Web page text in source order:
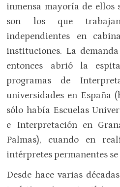
inmensa mayoría de ellos
son los que
independientes en
instituciones. La
entonces abrió la
programas de
universidades en España
sólo había Escuelas
e Interpretación en
Palmas), cuando en
intérpretes permanentes se
Desde hace varias